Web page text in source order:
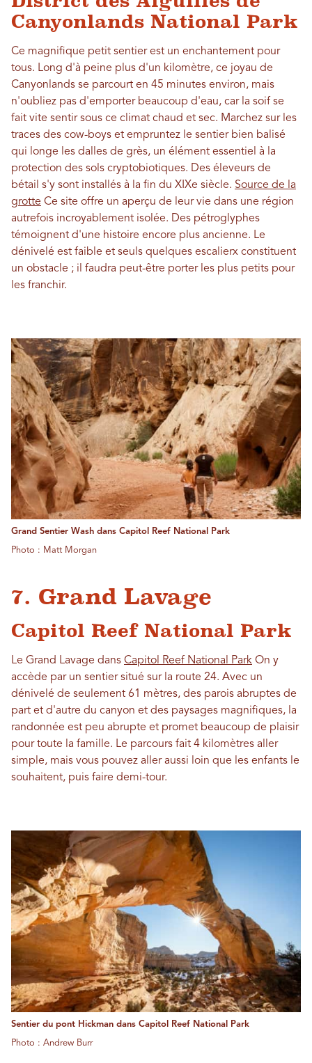
Canyonlands National Park
Ce magnifique petit sentier est un enchantement pour
tous. Long d'à peine plus d'un kilomètre, ce joyau de
Canyonlands se parcourt en 45 minutes environ, mais
n'oubliez pas d'emporter beaucoup d'eau, car la soif se
fait vite sentir sous ce climat chaud et sec. Marchez sur les
traces des cow-boys et empruntez le sentier bien balisé
qui longe les dalles de grès, un élément essentiel à la
protection des sols cryptobiotiques. Des éleveurs de
bétail s'y sont installés à la fin du XIXe siècle. Source de la
grotte Ce site offre un aperçu de leur vie dans une région
autrefois incroyablement isolée. Des pétroglyphes
témoignent d'une histoire encore plus ancienne. Le
dénivelé est faible et seuls quelques escalierx constituent
un obstacle ; il faudra peut-être porter les plus petits pour
les franchir.
Grand Sentier Wash dans Capitol Reef National Park
Photo : Matt Morgan
7. Grand Lavage
Capitol Reef National Park
Le Grand Lavage dans Capitol Reef National Park On y
accède par un sentier situé sur la route 24. Avec un
dénivelé de seulement 61 mètres, des parois abruptes de
part et d'autre du canyon et des paysages magnifiques, la
randonnée est peu abrupte et promet beaucoup de plaisir
pour toute la famille. Le parcours fait 4 kilomètres aller
simple, mais vous pouvez aller aussi loin que les enfants le
souhaitent, puis faire demi-tour.
Sentier du pont Hickman dans Capitol Reef National Park
Photo : Andrew Burr